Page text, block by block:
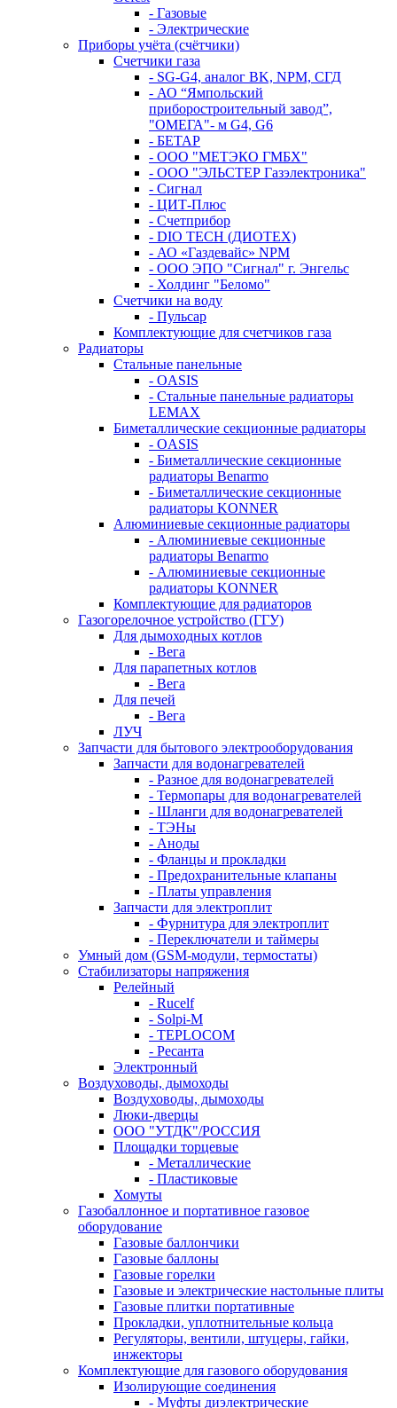
- Газовые
- Электрические
Приборы учёта (счётчики)
Счетчики газа
- SG-G4, аналог BK, NPM, СГД
- АО “Ямпольский
приборостроительный завод”,
"ОМЕГА"- м G4, G6
- БЕТАР
- ООО "МЕТЭКО ГМБХ"
- ООО "ЭЛЬСТЕР Газэлектроника"
- Сигнал
- ЦИТ-Плюс
- Счетприбор
- DIO TECH (ДИОТЕХ)
- АО «Газдевайс» NPM
- ООО ЭПО "Сигнал" г. Энгельс
- Холдинг "Беломо"
Счетчики на воду
- Пульсар
Комплектующие для счетчиков газа
Радиаторы
Стальные панельные
- OASIS
- Стальные панельные радиаторы
LEMAX
Биметаллические секционные радиаторы
- OASIS
- Биметаллические секционные
радиаторы Benarmo
- Биметаллические секционные
радиаторы KONNER
Алюминиевые секционные радиаторы
- Алюминиевые секционные
радиаторы Benarmo
- Алюминиевые секционные
радиаторы KONNER
Комплектующие для радиаторов
Газогорелочное устройство (ГГУ)
Для дымоходных котлов
- Вега
Для парапетных котлов
- Вега
Для печей
- Вега
ЛУЧ
Запчасти для бытового электрооборудования
Запчасти для водонагревателей
- Разное для водонагревателей
- Термопары для водонагревателей
- Шланги для водонагревателей
- ТЭНы
- Аноды
- Фланцы и прокладки
- Предохранительные клапаны
- Платы управления
Запчасти для электроплит
- Фурнитура для электроплит
- Переключатели и таймеры
Умный дом (GSM-модули, термостаты)
Cтабилизаторы напряжения
Релейный
- Rucelf
- Solpi-M
- TEPLOCOM
- Ресанта
Электронный
Воздуховоды, дымоходы
Воздуховоды, дымоходы
Люки-дверцы
ООО "УТДК"/РОССИЯ
Площадки торцевые
- Металлические
- Пластиковые
Хомуты
Газобаллонное и портативное газовое
оборудование
Газовые баллончики
Газовые баллоны
Газовые горелки
Газовые и электрические настольные плиты
Газовые плитки портативные
Прокладки, уплотнительные кольца
Регуляторы, вентили, штуцеры, гайки,
инжекторы
Комплектующие для газового оборудования
Изолирующие соединения
- Муфты диэлектрические